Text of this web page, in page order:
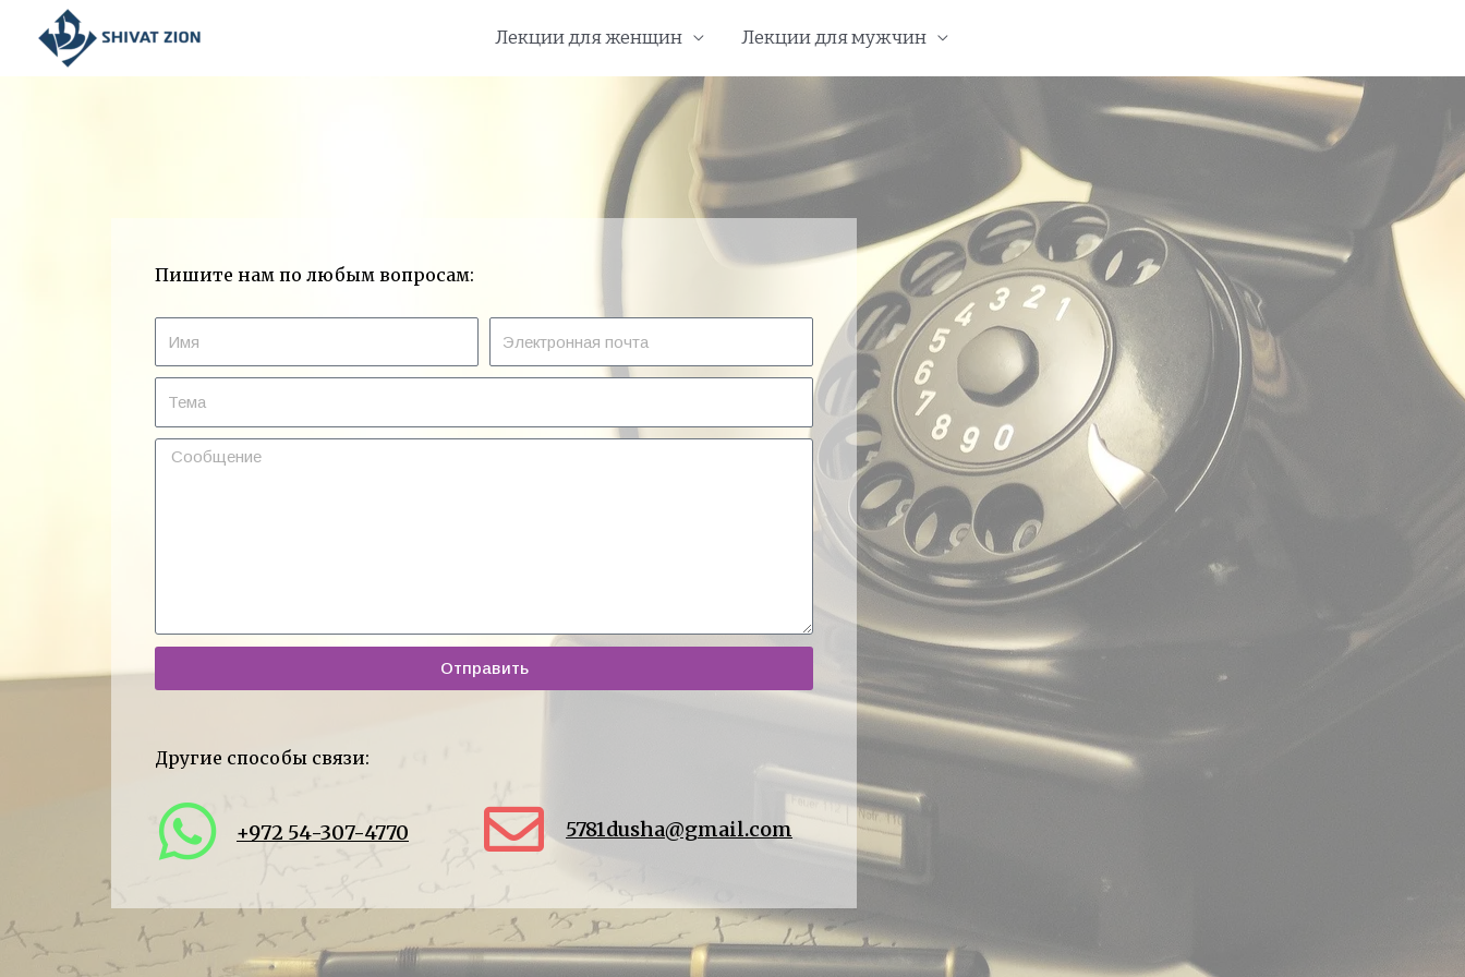
Лекции для женщин Лекции для мужчин
Пишите нам по любым вопросам:
Отправить
Другие способы связи:
+972 54-307-4770 5781dusha@gmail.com